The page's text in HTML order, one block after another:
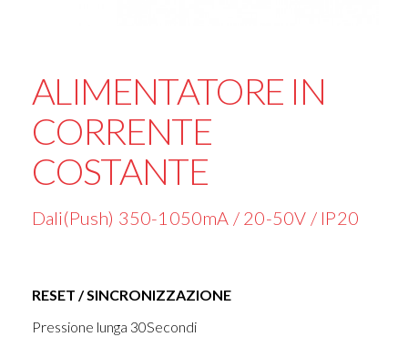
ALIMENTATORE IN
CORRENTE
COSTANTE
Dali(Push) 350-1050mA / 20-50V / IP20
RESET / SINCRONIZZAZIONE
Pressione lunga 30Secondi